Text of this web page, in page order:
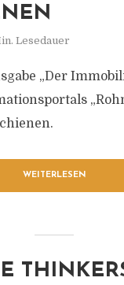
Lesedauer
„Der
WEITERLESEN